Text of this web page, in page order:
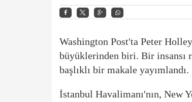
Washington Post'ta Peter
büyüklerinden biri. Bir insansı
başlıklı bir makale yayımlandı.
İstanbul Havalimanı'nın, New